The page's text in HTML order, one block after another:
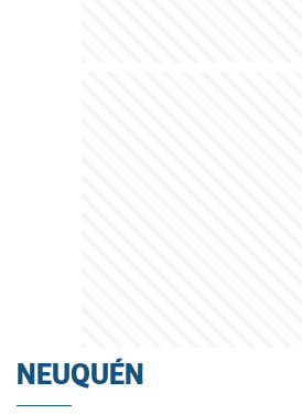
NEUQUÉN